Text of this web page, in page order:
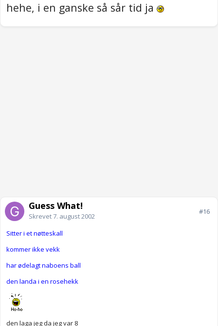
hehe, i en ganske så sår tid ja
Guess What!
Skrevet7. august 2002
#16
Sitter i et nøtteskall
kommer ikke vekk
har ødelagt naboens ball
den landa i en rosehekk
den laga jeg da jeg var 8